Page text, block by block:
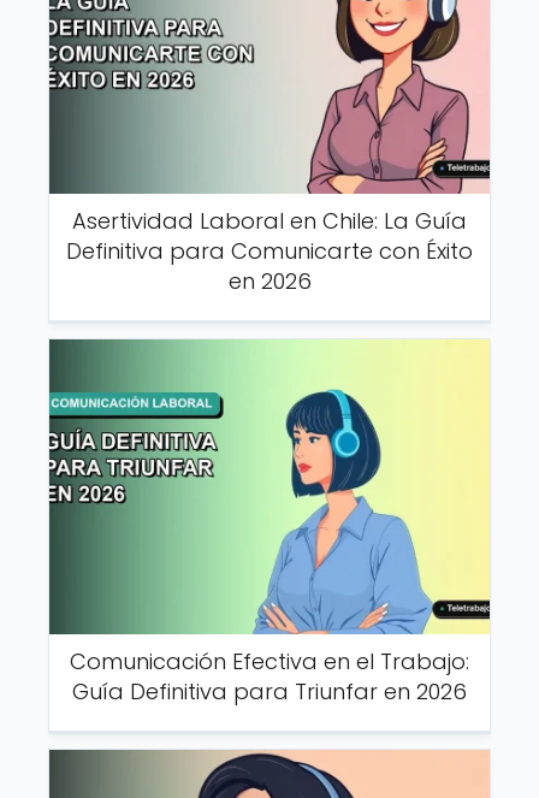
Asertividad Laboral en Chile: La Guía
Definitiva para Comunicarte con Éxito
en 2026
Comunicación Efectiva en el Trabajo:
Guía Definitiva para Triunfar en 2026